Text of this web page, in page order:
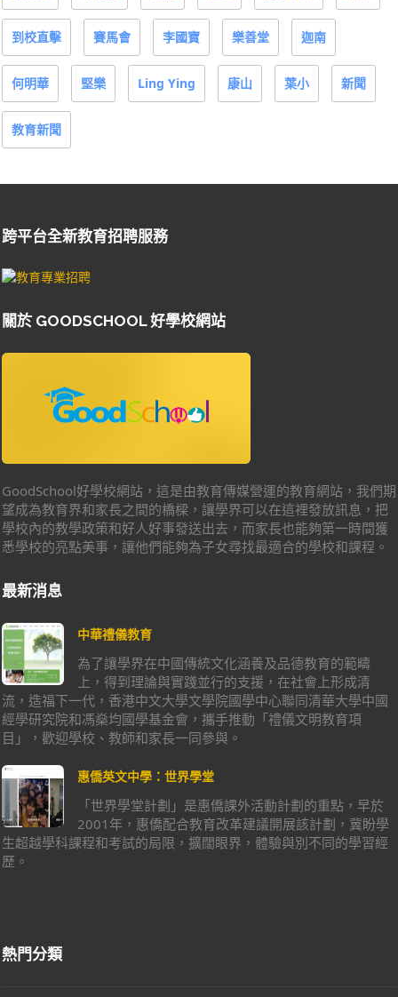
到校直擊 賽馬會 李國寶 樂善堂 迦南
何明華 堅樂 Ling Ying 康山 葉小 新聞
教育新聞
跨平台全新教育招聘服務
關於 GOODSCHOOL 好學校網站
GoodSchool好學校網站，這是由教育傳媒營運的教育網站，我們期
望成為教育界和家長之間的橋樑，讓學界可以在這裡發放訊息，把
學校內的教學政策和好人好事發送出去，而家長也能夠第一時間獲
悉學校的亮點美事，讓他們能夠為子女尋找最適合的學校和課程。
最新消息
中華禮儀教育
為了讓學界在中國傳統文化涵養及品德教育的範疇
上，得到理論與實踐並行的支援，在社會上形成清
流，造福下一代，香港中文大學文學院國學中心聯同清華大學中國
經學研究院和馮燊均國學基金會，攜手推動「禮儀文明教育項
目」，歡迎學校、教師和家長一同參與。
惠僑英文中學：世界學堂
「世界學堂計劃」是惠僑課外活動計劃的重點，早於
2001年，惠僑配合教育改革建議開展該計劃，冀盼學
生超越學科課程和考試的局限，擴闊眼界，體驗與別不同的學習經
歷。
熱門分類